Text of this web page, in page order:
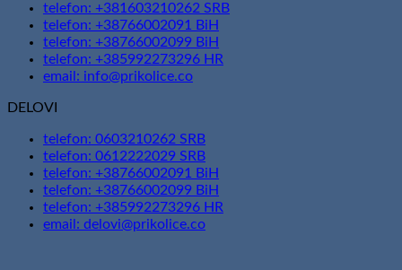
telefon: +381603210262 SRB
telefon: +38766002091 BiH
telefon: +38766002099 BiH
telefon: +385992273296 HR
email: info@prikolice.co
DELOVI
telefon: 0603210262 SRB
telefon: 0612222029 SRB
telefon: +38766002091 BiH
telefon: +38766002099 BiH
telefon: +385992273296 HR
email: delovi@prikolice.co